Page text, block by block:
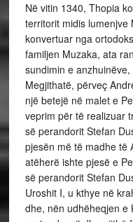
Në vitin 1340, Thopia
territorit midis lumenjve
konvertuar nga
familjen Muzaka, ata
sundimin e
Megjithatë, përveç
një betejë në malet e
veprim për të realizuar
së perandorit Stefan
pjesën më të madhe të
atëherë ishte pjesë e
së perandorit Stefan
Uroshit I, u kthye në
dhe, nën udhëheqjen e